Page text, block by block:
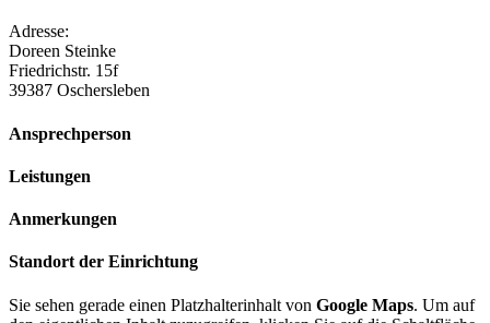
Adresse:
Doreen Steinke
Friedrichstr. 15f
39387 Oschersleben
Ansprechperson
Leistungen
Anmerkungen
Standort der Einrichtung
Sie sehen gerade einen Platzhalterinhalt von Google Maps. Um auf